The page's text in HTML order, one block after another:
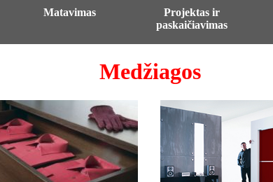
Matavimas
Projektas ir
paskaičiavimas
Medžiagos